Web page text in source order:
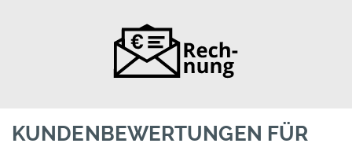
KUNDENBEWERTUNGEN FÜR